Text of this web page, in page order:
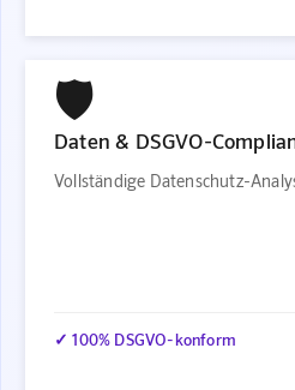
🛡️
Daten & DSGVO-
Vollständige Datenschutz-
✓ 100% DSGVO-konform